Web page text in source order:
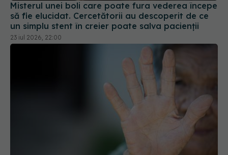
Misterul unei boli care poate fura vederea începe
să fie elucidat. Cercetătorii au descoperit de ce
un simplu stent în creier poate salva pacienții
23 iul 2026, 22:00